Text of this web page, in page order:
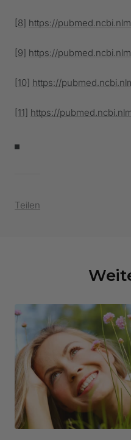
Teilen
[8] https://
[9] https://
[10] https://
[11] https://